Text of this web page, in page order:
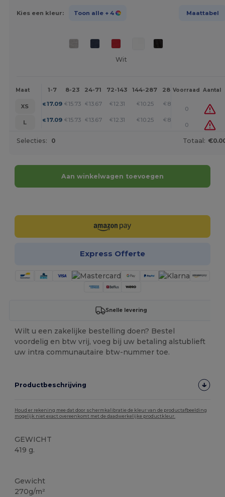
Kies een kleur: Toon alle + 4 Maattabel
Wit
Maat 1-7 8-23 24-71 72-143 144-287 288 + Meer
Voorraad Aantal
XS € 17.09 € 15.73 €13.67 €12.31 €10.25 € 8.89
0
L
€ 17.09 € 15.73 €13.67 €12.31 €10.25 € 8.89
0
Selecties: 0 Totaal:
Aan winkelwagen toevoegen
Express Offerte
Snelle levering
Wilt u een zakelijke bestelling doen? Bestel
voordelig en btw vrij, voeg bij uw betaling alstublieft
uw intra communautaire btw-nummer toe.
Productbeschrijving
Houd er rekening mee dat door schermkalibratie de kleur van de productafbeelding
mogelijk niet exact overeenkomt met de daadwerkelijke productkleur.
GEWICHT
419 g.
Gewicht
270g/m²